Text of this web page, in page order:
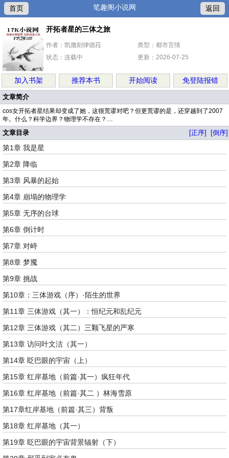
首页 笔趣阁小说网 返回
开拓者星的三体之旅
作者：凯撒刻律德菈
类型：都市言情
状态：连载中
更新：2026-07-25
加入书架 推荐本书 开始阅读 免登陆报错
文章简介
cos女开拓者星结果却变成了她，这很荒谬对吧？但更荒谬的是，还穿越到了2007
年。什么？科学边界？物理学不存在？…
文章目录 [正序] [倒序]
第1章 我是星
第2章 降临
第3章 风暴的起始
第4章 崩塌的物理学
第5章 无序的台球
第6章 倒计时
第7章 对峙
第8章 梦魇
第9章 挑战
第10章：三体游戏（序）·陌生的世界
第11章 三体游戏（其一）：恒纪元和乱纪元
第12章 三体游戏（其二）三颗飞星的严寒
第13章 访问叶文洁（其一）
第14章 眨巴眼的宇宙（上）
第15章 红岸基地（前篇·其一）疯狂年代
第16章 红岸基地（前篇·其二 ）林海雪原
第17章红岸基地（前篇·其三）背叛
第18章 红岸基地（其一）
第19章 眨巴眼的宇宙背景辐射（下）